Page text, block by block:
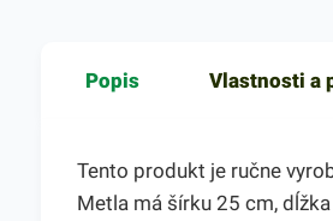
Popis Vlastnosti a
Tento produkt je ručne
Metla má šírku 25 cm,